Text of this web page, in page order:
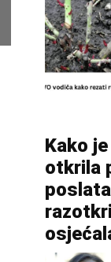
Kako
otkrila